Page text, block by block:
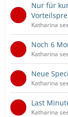
Nur für
Katharina
Noch 6
Katharina
Neue
Katharina
Last
Katharina